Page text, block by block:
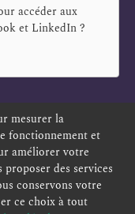
accéder aux
et LinkedIn?
SIGNALEMENT
mesurer la
fonctionnement et
améliorer votre
des services
conservons votre
ce choix à tout